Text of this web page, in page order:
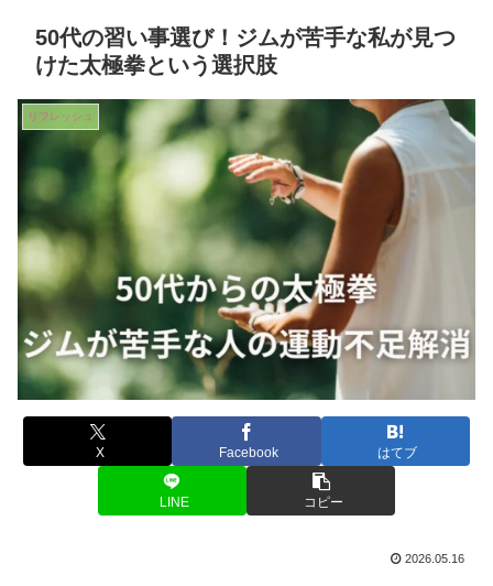
50代の習い事選び！ジムが苦手な私が見つ
けた太極拳という選択肢
リフレッシュ
X Facebook はてブ
LINE コピー
2026.05.16